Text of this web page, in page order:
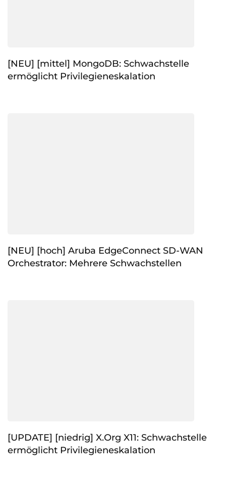
[NEU] [mittel] MongoDB: Schwachstelle
ermöglicht Privilegieneskalation
[NEU] [hoch] Aruba EdgeConnect SD-WAN
Orchestrator: Mehrere Schwachstellen
[UPDATE] [niedrig] X.Org X11: Schwachstelle
ermöglicht Privilegieneskalation